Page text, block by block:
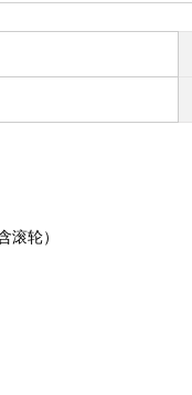
滚轮）